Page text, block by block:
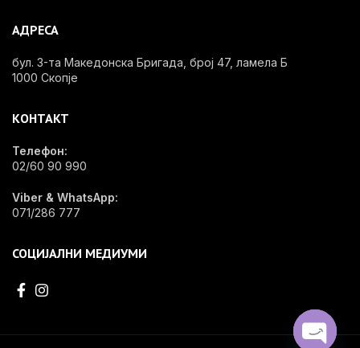
АДРЕСА
бул. 3-та Македонска Бригада, број 47, ламела Б
1000 Скопје
КОНТАКТ
Телефон:
02/60 90 990
Viber & WhatsApp:
071/286 777
СОЦИЈАЛНИ МЕДИУМИ